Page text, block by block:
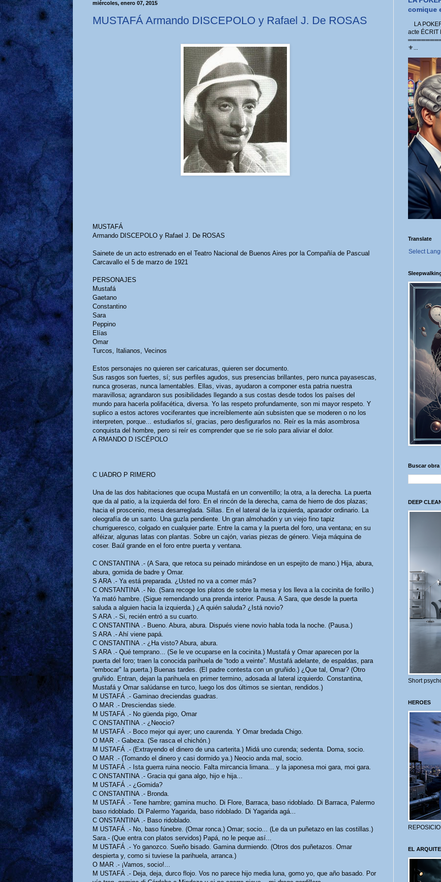
miércoles, enero 07, 2015
MUSTAFÁ Armando DISCEPOLO y Rafael J. De ROSAS
MUSTAFÁ
Armando DISCEPOLO y Rafael J. De ROSAS
Sainete de un acto estrenado en el Teatro Nacional de Buenos Aires por la Compañía de Pascual
Carcavallo el 5 de marzo de 1921
PERSONAJES
Mustafá
Gaetano
Constantino
Sara
Peppino
Elías
Omar
Turcos, Italianos, Vecinos
Estos personajes no quieren ser caricaturas, quieren ser documento.
Sus rasgos son fuertes, sí; sus perfiles agudos, sus presencias brillantes, pero nunca payasescas,
nunca groseras, nunca lamentables. Ellas, vivas, ayudaron a componer esta patria nuestra
maravillosa; agrandaron sus posibilidades llegando a sus costas desde todos los países del
mundo para hacerla polifacética, diversa. Yo las respeto profundamente, son mi mayor respeto. Y
suplico a estos actores vociferantes que increíblemente aún subsisten que se moderen o no los
interpreten, porque... estudiarlos sí, gracias, pero desfigurarlos no. Reír es la más asombrosa
conquista del hombre, pero si reír es comprender que se ríe solo para aliviar el dolor.
A RMANDO D ISCÉPOLO
C UADRO P RIMERO
Una de las dos habitaciones que ocupa Mustafá en un conventillo; la otra, a la derecha. La puerta
que da al patio, a la izquierda del foro. En el rincón de la derecha, cama de hierro de dos plazas;
hacia el proscenio, mesa desarreglada. Sillas. En el lateral de la izquierda, aparador ordinario. La
oleografía de un santo. Una guzla pendiente. Un gran almohadón y un viejo fino tapiz
churrigueresco, colgado en cualquier parte. Entre la cama y la puerta del foro, una ventana; en su
alféizar, algunas latas con plantas. Sobre un cajón, varias piezas de género. Vieja máquina de
coser. Baúl grande en el foro entre puerta y ventana.
C ONSTANTINA .- (A Sara, que retoca su peinado mirándose en un espejito de mano.) Hija, abura,
abura, gomida de badre y Omar.
S ARA .- Ya está preparada. ¿Usted no va a comer más?
C ONSTANTINA .- No. (Sara recoge los platos de sobre la mesa y los lleva a la cocinita de forillo.)
Ya mató hambre. (Sigue remendando una prenda interior. Pausa. A Sara, que desde la puerta
saluda a alguien hacia la izquierda.) ¿A quién saluda? ¿Istá novio?
S ARA .- Si, recién entró a su cuarto.
C ONSTANTINA .- Bueno. Abura, abura. Dispués viene novio habla toda la noche. (Pausa.)
S ARA .- Ahí viene papá.
C ONSTANTINA .- ¿Ha visto? Abura, abura.
S ARA .- Qué temprano... (Se le ve ocuparse en la cocinita.) Mustafá y Omar aparecen por la
puerta del foro; traen la conocida parihuela de “todo a veinte”. Mustafá adelante, de espaldas, para
“embocar" la puerta.) Buenas tardes. (El padre contesta con un gruñido.) ¿Que tal, Omar? (Otro
gruñido. Entran, dejan la parihuela en primer termino, adosada al lateral izquierdo. Constantina,
Mustafá y Omar salúdanse en turco, luego los dos últimos se sientan, rendidos.)
M USTAFÁ .- Gaminao dreciendas guadras.
O MAR .- Dresciendas siede.
M USTAFÁ .- No güenda pigo, Omar
C ONSTANTINA .- ¿Neocio?
M USTAFÁ .- Boco mejor qui ayer; uno caurenda. Y Omar bredada Chigo.
O MAR .- Gabeza. (Se rasca el chichón.)
M USTAFÁ .- (Extrayendo el dinero de una carterita.) Midá uno curenda; sedenta. Doma, socio.
O MAR .- (Tomando el dinero y casi dormido ya.) Neocio anda mal, socio.
M USTAFÁ .- Ista guerra ruina neocio. Falta mircancia limana... y la japonesa moi gara, moi gara.
C ONSTANTINA .- Gracia qui gana algo, hijo e hija...
M USTAFÁ .- ¿Gomida?
C ONSTANTINA .- Bronda.
M USTAFÁ .- Tene hambre; gamina mucho. Di Flore, Barraca, baso ridoblado. Di Barraca, Palermo
baso ridoblado. Di Palermo Yagarida, baso ridoblado. Di Yagarida agá...
C ONSTANTINA .- Baso ridoblado.
M USTAFÁ .- No, baso fúnebre. (Omar ronca.) Omar; socio... (Le da un puñetazo en las costillas.)
Sara.- (Que entra con platos servidos) Papá, no le peque así...
M USTAFÁ .- Yo ganozco. Sueño bisado. Gamina durmiendo. (Otros dos puñetazos. Omar
despierta y, como si tuviese la parihuela, arranca.)
O MAR .- ¡Vamos, socio!...
M USTAFÁ .- Deja, deja, durco flojo. Vos no parece hijo media luna, gomo yo, que año basado. Por
comique
LA
acte ÉCRIT
⚜...
Translate
Select
Buscar obra
DEEP
Short
HEROES
EL